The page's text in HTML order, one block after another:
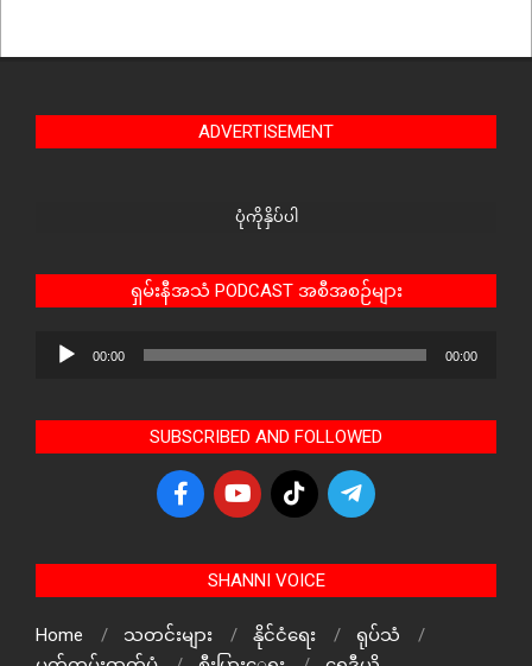
ADVERTISEMENT
ပုံကိုနှိပ်ပါ
ရှမ်းနီအသံ PODCAST အစီအစဉ်များ
Audio
00:00 00:00
SUBSCRIBED AND FOLLOWED
SHANNI VOICE
Home သတင်းများ နိုင်ငံရေး
ရုပ်သံ